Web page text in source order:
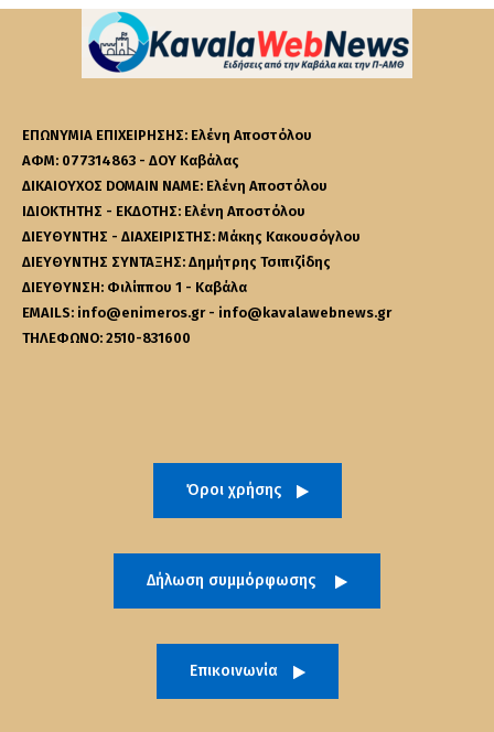
ΕΠΩΝΥΜΙΑ ΕΠΙΧΕΙΡΗΣΗΣ: Ελένη Αποστόλου
ΑΦΜ: 077314863 - ΔΟΥ Καβάλας
ΔΙΚΑΙΟΥΧΟΣ DOMAIN NAME: Ελένη Αποστόλου
ΙΔΙΟΚΤΗΤΗΣ - ΕΚΔΟΤΗΣ: Ελένη Αποστόλου
ΔΙΕΥΘΥΝΤΗΣ - ΔΙΑΧΕΙΡΙΣΤΗΣ: Μάκης Κακουσόγλου
ΔΙΕΥΘΥΝΤΗΣ ΣΥΝΤΑΞΗΣ: Δημήτρης Τσιπιζίδης
ΔΙΕΥΘΥΝΣΗ: Φιλίππου 1 - Καβάλα
EMAILS: info@enimeros.gr - info@kavalawebnews.gr
ΤΗΛΕΦΩΝΟ: 2510-831600
Όροι χρήσης
Δήλωση συμμόρφωσης
Επικοινωνία